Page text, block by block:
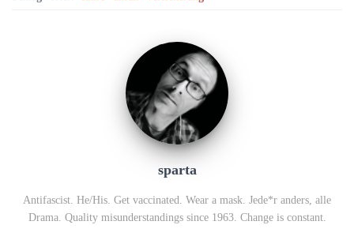
sparta
Antifascist. He/His. Get vaccinated. Wear a mask. Jede*r anders, alle
Drama. Quality misunderstandings since 1963. Change is constant.